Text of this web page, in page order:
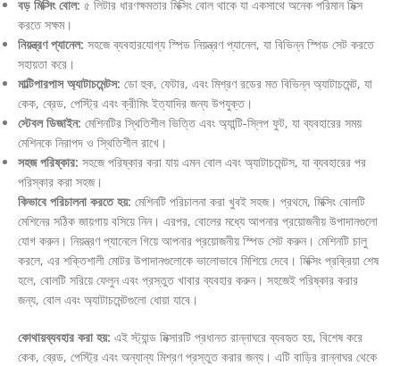
বড় মিক্সিং বোল: ৫ লিটার ধারণক্ষমতার মিক্সিং বোল থাকে যা একসাথে অনেক পরিমান মিক্স
করতে সক্ষম।
নিয়ন্ত্রণ প্যানেল: সহজে ব্যবহারযোগ্য স্পিড নিয়ন্ত্রণ প্যানেল, যা বিভিন্ন স্পিড সেট করতে
সহায়তা করে।
মাল্টিপারপাস অ্যাটাচমেন্টস: ডো হুক, ফেটার, এবং মিশ্রণ রডের মত বিভিন্ন অ্যাটাচমেন্ট, যা
কেক, ব্রেড, পেস্ট্রি এবং ক্রীমিং ইত্যাদির জন্য উপযুক্ত।
স্টেবল ডিজাইন: মেশিনটির স্থিতিশীল ভিত্তি এবং অ্যান্টি-স্লিপ ফুট, যা ব্যবহারের সময়
মেশিনকে নিরাপদ ও স্থিতিশীল রাখে।
সহজ পরিষ্কার: সহজে পরিষ্কার করা যায় এমন বোল এবং অ্যাটাচমেন্টস, যা ব্যবহারের পর
পরিস্কার করা সহজ।
কিভাবে পরিচালনা করতে হয়: মেশিনটি পরিচালনা করা খুবই সহজ। প্রথমে, মিক্সিং বোলটি
মেশিনের সঠিক জায়গায় বসিয়ে নিন। এরপর, বোলের মধ্যে আপনার প্রয়োজনীয় উপাদানগুলো
যোগ করুন। নিয়ন্ত্রণ প্যানেলে গিয়ে আপনার প্রয়োজনীয় স্পিড সেট করুন। মেশিনটি চালু
করলে, এর শক্তিশালী মোটর উপাদানগুলোকে ভালোভাবে মিশিয়ে দেবে। মিক্সিং প্রক্রিয়া শেষ
হলে, বোলটি সরিয়ে ফেলুন এবং প্রস্তুত খাবার ব্যবহার করুন। সহজেই পরিষ্কার করার
জন্য, বোল এবং অ্যাটাচমেন্টগুলো ধোয়া যাবে।
কোথায়ব্যবহার করা হয়: এই স্ট্যান্ড মিক্সারটি প্রধানত রান্নাঘরে ব্যবহৃত হয়, বিশেষ করে
কেক, ব্রেড, পেস্ট্রি এবং অন্যান্য মিশ্রণ প্রস্তুত করার জন্য। এটি বাড়ির রান্নাঘর থেকে